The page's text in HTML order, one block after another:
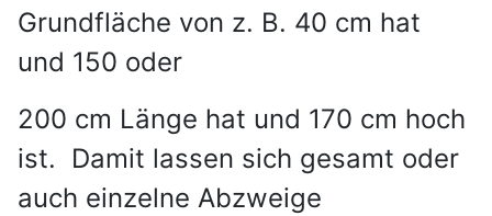
Grundfläche von z. B. 40 cm hat
und 150 oder
200 cm Länge hat und 170 cm hoch
ist. Damit lassen sich gesamt oder
auch einzelne Abzweige